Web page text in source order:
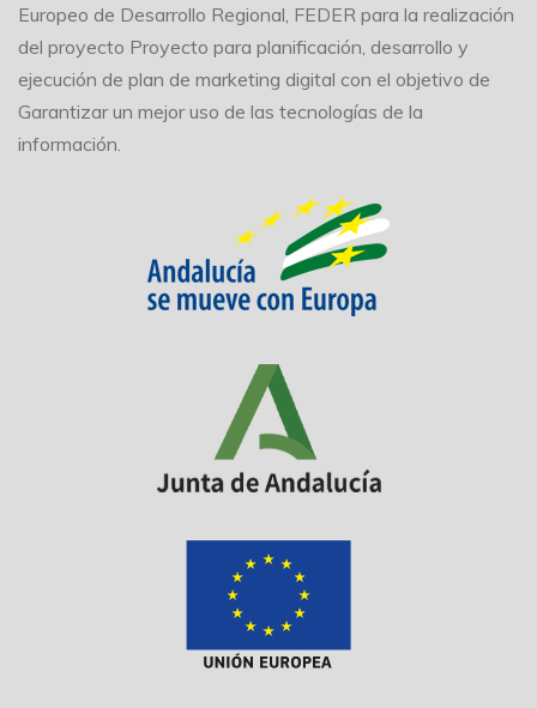
Europeo de Desarrollo Regional, FEDER para la realización
del proyecto Proyecto para planificación, desarrollo y
ejecución de plan de marketing digital con el objetivo de
Garantizar un mejor uso de las tecnologías de la
información.